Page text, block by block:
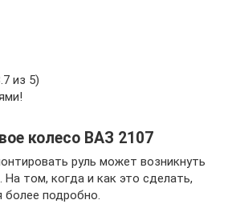
из 5)
колесо ВАЗ 2107
руль может возникнуть
том, когда и как это сделать,
более подробно.